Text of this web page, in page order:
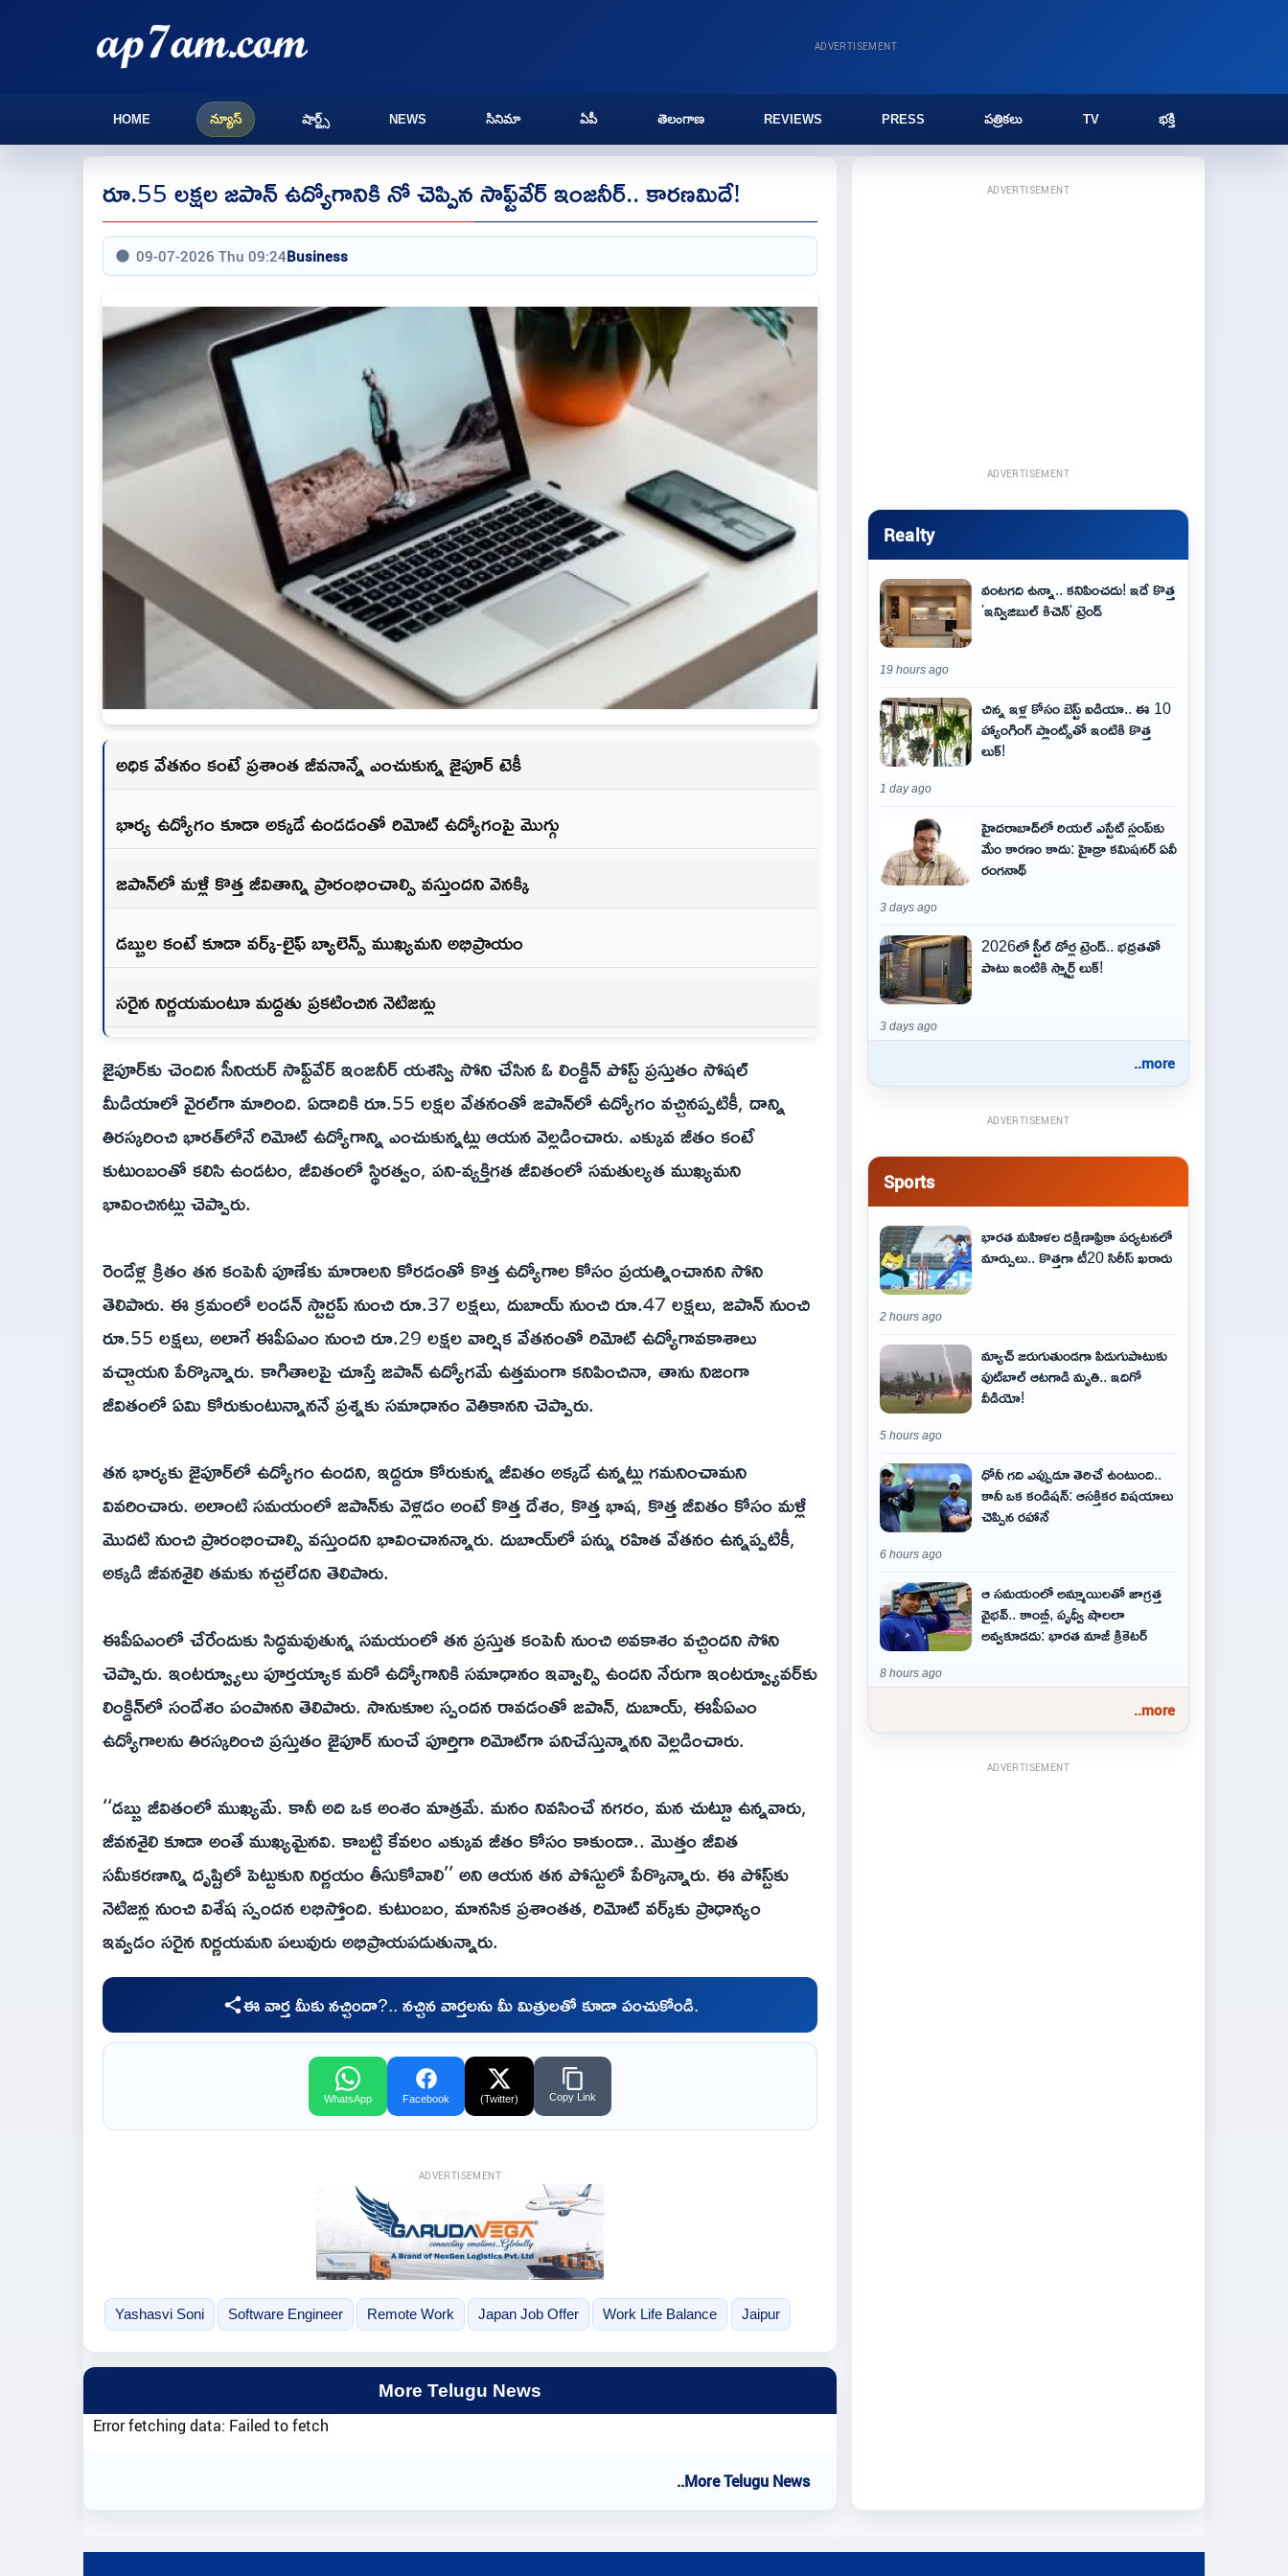
ADVERTISEMENT
HOME న్యూస్ షార్ట్స్ NEWS సినిమా ఏపీ తెలంగాణ REVIEWS PRESS పత్రికలు TV భక్తి
రూ.55 లక్షల జపాన్ ఉద్యోగానికి నో చెప్పిన సాఫ్ట్‌వేర్ ఇంజనీర్.. కారణమిదే!
09-07-2026 Thu 09:24Business
అధిక వేతనం కంటే ప్రశాంత జీవనాన్నే ఎంచుకున్న జైపూర్‌ టెకీ
భార్య ఉద్యోగం కూడా అక్కడే ఉండడంతో రిమోట్‌ ఉద్యోగంపై మొగ్గు
జపాన్‌లో మళ్లీ కొత్త జీవితాన్ని ప్రారంభించాల్సి వస్తుందని వెనక్కి
డబ్బుల కంటే కూడా వర్క్‌-లైఫ్‌ బ్యాలెన్స్ ముఖ్యమని అభిప్రాయం
సరైన నిర్ణయమంటూ మద్దతు ప్రకటించిన నెటిజన్లు
జైపూర్‌కు చెందిన సీనియర్ సాఫ్ట్‌వేర్ ఇంజనీర్ యశస్వి సోని చేసిన ఓ లింక్డిన్‌ పోస్ట్ ప్రస్తుతం సోషల్
మీడియాలో వైరల్‌గా మారింది. ఏడాదికి రూ.55 లక్షల వేతనంతో జపాన్‌లో ఉద్యోగం వచ్చినప్పటికీ, దాన్ని
తిరస్కరించి భారత్‌లోనే రిమోట్ ఉద్యోగాన్ని ఎంచుకున్నట్లు ఆయన వెల్లడించారు. ఎక్కువ జీతం కంటే
కుటుంబంతో కలిసి ఉండటం, జీవితంలో స్థిరత్వం, పని-వ్యక్తిగత జీవితంలో సమతుల్యత ముఖ్యమని
భావించినట్లు చెప్పారు.
రెండేళ్ల క్రితం తన కంపెనీ పూణేకు మారాలని కోరడంతో కొత్త ఉద్యోగాల కోసం ప్రయత్నించానని సోని
తెలిపారు. ఈ క్రమంలో లండన్ స్టార్టప్ నుంచి రూ.37 లక్షలు, దుబాయ్ నుంచి రూ.47 లక్షలు, జపాన్ నుంచి
రూ.55 లక్షలు, అలాగే ఈపీఏఎం నుంచి రూ.29 లక్షల వార్షిక వేతనంతో రిమోట్ ఉద్యోగావకాశాలు
వచ్చాయని పేర్కొన్నారు. కాగితాలపై చూస్తే జపాన్ ఉద్యోగమే ఉత్తమంగా కనిపించినా, తాను నిజంగా
జీవితంలో ఏమి కోరుకుంటున్నాననే ప్రశ్నకు సమాధానం వెతికానని చెప్పారు.
తన భార్యకు జైపూర్‌లో ఉద్యోగం ఉందని, ఇద్దరూ కోరుకున్న జీవితం అక్కడే ఉన్నట్లు గమనించామని
వివరించారు. అలాంటి సమయంలో జపాన్‌కు వెళ్లడం అంటే కొత్త దేశం, కొత్త భాష, కొత్త జీవితం కోసం మళ్లీ
మొదటి నుంచి ప్రారంభించాల్సి వస్తుందని భావించానన్నారు. దుబాయ్‌లో పన్ను రహిత వేతనం ఉన్నప్పటికీ,
అక్కడి జీవనశైలి తమకు నచ్చలేదని తెలిపారు.
ఈపీఏఎంలో చేరేందుకు సిద్ధమవుతున్న సమయంలో తన ప్రస్తుత కంపెనీ నుంచి అవకాశం వచ్చిందని సోని
చెప్పారు. ఇంటర్వ్యూలు పూర్తయ్యాక మరో ఉద్యోగానికి సమాధానం ఇవ్వాల్సి ఉందని నేరుగా ఇంటర్వ్యూవర్‌కు
లింక్డిన్‌‌లో సందేశం పంపానని తెలిపారు. సానుకూల స్పందన రావడంతో జపాన్, దుబాయ్, ఈపీఏఎం
ఉద్యోగాలను తిరస్కరించి ప్రస్తుతం జైపూర్ నుంచే పూర్తిగా రిమోట్‌గా పనిచేస్తున్నానని వెల్లడించారు.
‘‘డబ్బు జీవితంలో ముఖ్యమే. కానీ అది ఒక అంశం మాత్రమే. మనం నివసించే నగరం, మన చుట్టూ ఉన్నవారు,
జీవనశైలి కూడా అంతే ముఖ్యమైనవి. కాబట్టి కేవలం ఎక్కువ జీతం కోసం కాకుండా.. మొత్తం జీవిత
సమీకరణాన్ని దృష్టిలో పెట్టుకుని నిర్ణయం తీసుకోవాలి’’ అని ఆయన తన పోస్టులో పేర్కొన్నారు. ఈ పోస్ట్‌కు
నెటిజన్ల నుంచి విశేష స్పందన లభిస్తోంది. కుటుంబం, మానసిక ప్రశాంతత, రిమోట్ వర్క్‌కు ప్రాధాన్యం
ఇవ్వడం సరైన నిర్ణయమని పలువురు అభిప్రాయపడుతున్నారు.
ఈ వార్త మీకు నచ్చిందా?.. నచ్చిన వార్తలను మీ మిత్రులతో కూడా పంచుకోండి.
WhatsApp Facebook (Twitter) Copy Link
ADVERTISEMENT
Yashasvi Soni Software Engineer Remote Work Japan Job Offer Work Life Balance Jaipur
More Telugu News
Error fetching data: Failed to fetch
..More Telugu News
ADVERTISEMENT
ADVERTISEMENT
Realty
వంటగది ఉన్నా.. కనిపించదు! ఇదే కొత్త
'ఇన్విజిబుల్ కిచెన్' ట్రెండ్
19 hours ago
చిన్న ఇళ్ల కోసం బెస్ట్ ఐడియా.. ఈ 10
హ్యాంగింగ్ ప్లాంట్స్‌తో ఇంటికి కొత్త
లుక్!
1 day ago
హైదరాబాద్‌లో రియల్ ఎస్టేట్ స్లంప్‌కు
మేం కారణం కాదు: హైడ్రా కమిషనర్ ఏవీ
రంగనాథ్
3 days ago
2026లో స్టీల్ డోర్ల ట్రెండ్.. భద్రతతో
పాటు ఇంటికి స్మార్ట్ లుక్!
3 days ago
..more
ADVERTISEMENT
Sports
భారత మహిళల దక్షిణాఫ్రికా పర్యటనలో
మార్పులు.. కొత్తగా టీ20 సిరీస్ ఖరారు
2 hours ago
మ్యాచ్ జరుగుతుండగా పిడుగుపాటుకు
ఫుట్‌బాల్ ఆటగాడి మృతి.. ఇదిగో
వీడియో!
5 hours ago
ధోనీ గది ఎప్పుడూ తెరిచే ఉంటుంది..
కానీ ఒక కండిషన్: ఆసక్తికర విషయాలు
చెప్పిన రహానే
6 hours ago
ఆ స‌మ‌యంలో అమ్మాయిల‌తో జాగ్ర‌త్త‌
వైభ‌వ్‌.. కాంబ్లీ, పృథ్వీ షాలలా
అవ్వ‌కూడ‌దు: భార‌త మాజీ క్రికెట‌ర్‌
8 hours ago
..more
ADVERTISEMENT